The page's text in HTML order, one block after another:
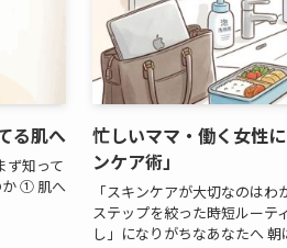
る肌へ
ず知って
か ① 肌へ
忙しいママ・働く女性
ンケア術」
「スキンケアが大切なのは
ステップを絞った時短ルーテ
し」になりがちなあなたへ